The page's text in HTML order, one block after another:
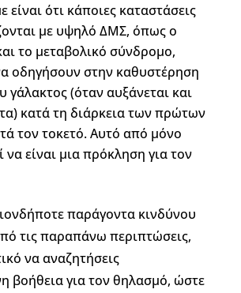
είναι ότι κάποιες καταστάσεις
με υψηλό ΔΜΣ, όπως ο
το μεταβολικό σύνδρομο,
οδηγήσουν στην καθυστέρηση
γάλακτος (όταν αυξάνεται και
κατά τη διάρκεια των πρώτων
τον τοκετό. Αυτό από μόνο
να είναι μια πρόκληση για τον
παράγοντα κινδύνου
τις παραπάνω περιπτώσεις,
να αναζητήσεις
βοήθεια για τον θηλασμό, ώστε